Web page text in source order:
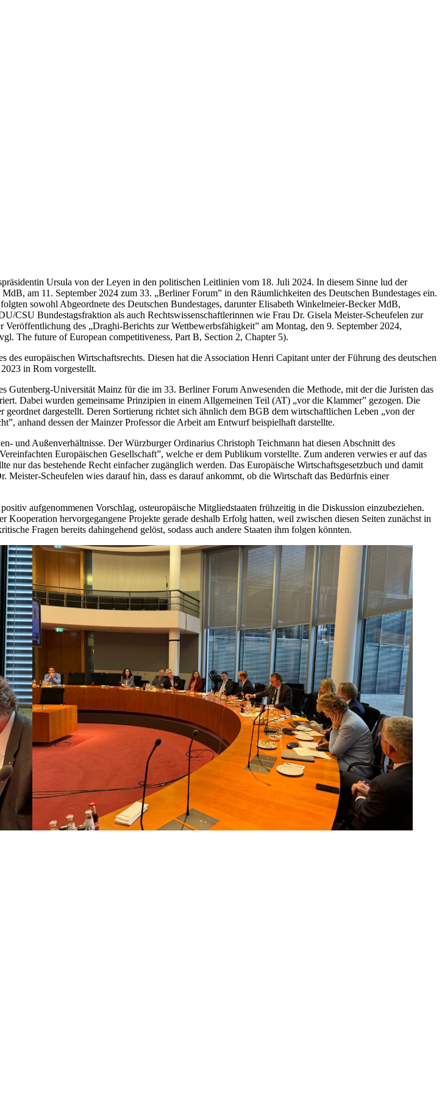
Ursula von der Leyen in den politischen Leitlinien vom 18. Juli 2024. In diesem Sinne lud der
am 11. September 2024 zum 33. „Berliner Forum” in den Räumlichkeiten des Deutschen Bundestages ein.
sowohl Abgeordnete des Deutschen Bundestages, darunter Elisabeth Winkelmeier-Becker MdB,
CSU Bundestagsfraktion als auch Rechtswissenschaftlerinnen wie Frau Dr. Gisela Meister-Scheufelen zur
des „Draghi-Berichts zur Wettbewerbsfähigkeit” am Montag, den 9. September 2024,
The future of European competitiveness, Part B, Section 2, Chapter 5).
europäischen Wirtschaftsrechts. Diesen hat die Association Henri Capitant unter der Führung des deutschen
in Rom vorgestellt.
Universität Mainz für die im 33. Berliner Forum Anwesenden die Methode, mit der die Juristen das
Dabei wurden gemeinsame Prinzipien in einem Allgemeinen Teil (AT) „vor die Klammer” gezogen. Die
dargestellt. Deren Sortierung richtet sich ähnlich dem BGB dem wirtschaftlichen Leben „von der
anhand dessen der Mainzer Professor die Arbeit am Entwurf beispielhaft darstellte.
und Außenverhältnisse. Der Würzburger Ordinarius Christoph Teichmann hat diesen Abschnitt des
Europäischen Gesellschaft”, welche er dem Publikum vorstellte. Zum anderen verwies er auf das
das bestehende Recht einfacher zugänglich werden. Das Europäische Wirtschaftsgesetzbuch und damit
Scheufelen wies darauf hin, dass es darauf ankommt, ob die Wirtschaft das Bedürfnis einer
aufgenommenen Vorschlag, osteuropäische Mitgliedstaaten frühzeitig in die Diskussion einzubeziehen.
Kooperation hervorgegangene Projekte gerade deshalb Erfolg hatten, weil zwischen diesen Seiten zunächst in
Fragen bereits dahingehend gelöst, sodass auch andere Staaten ihm folgen könnten.